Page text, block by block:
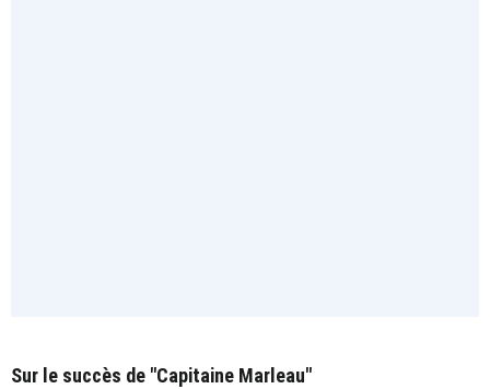
Sur le succès de "Capitaine Marleau"